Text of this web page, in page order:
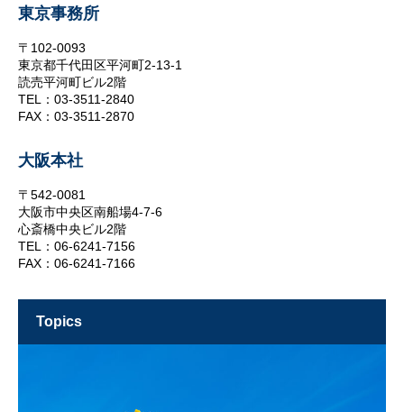
東京事務所
〒102-0093
東京都千代田区平河町2-13-1
読売平河町ビル2階
TEL：03-3511-2840
FAX：03-3511-2870
大阪本社
〒542-0081
大阪市中央区南船場4-7-6
心斎橋中央ビル2階
TEL：06-6241-7156
FAX：06-6241-7166
topics